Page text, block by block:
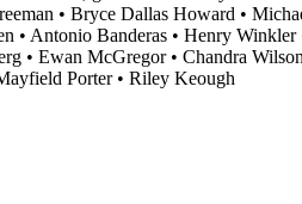
• Bryce Dallas Howard •
• Antonio Banderas • Henry Winkler
• Ewan McGregor• Chandra Wilson
Porter• Riley Keough